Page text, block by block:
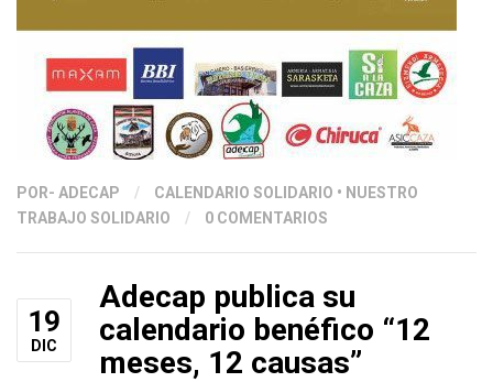
POR- ADECAP / CALENDARIO SOLIDARIO • NUESTRO
TRABAJO SOLIDARIO
/ 0 COMENTARIOS
19
DIC
Adecap publica su
calendario benéfico “12
meses, 12 causas”